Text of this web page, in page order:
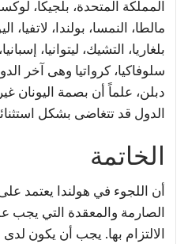
المملكة المتحدة، بلجيكا،
مالطا، النمسا، بولندا، لاتفيا،
بلغاريا، التشيك، ليتوانيا،
سلوفاكيا، كرواتيا وهى آخر
دبلن، علماً أن بصمة اليونان
الدول قد تتغاضى بشكل
الخاتمة
أن اللجوء في هولندا يعتمد
الصارمة والمعقدة التي يجب
الالتزام بها. يجب أن يكون